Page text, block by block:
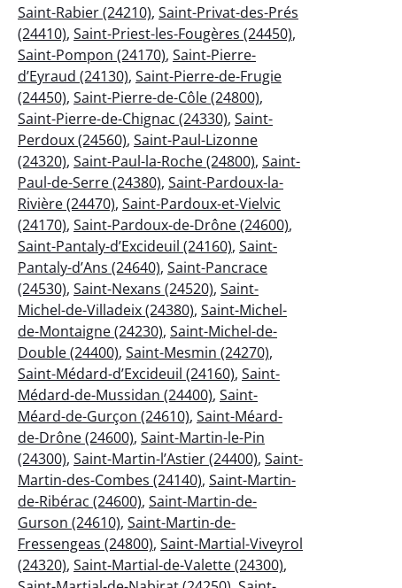
Saint-Rabier (24210), Saint-Privat-des-Prés
(24410), Saint-Priest-les-Fougères (24450),
Saint-Pompon (24170), Saint-Pierre-
d’Eyraud (24130), Saint-Pierre-de-Frugie
(24450), Saint-Pierre-de-Côle (24800),
Saint-Pierre-de-Chignac (24330), Saint-
Perdoux (24560), Saint-Paul-Lizonne
(24320), Saint-Paul-la-Roche (24800), Saint-
Paul-de-Serre (24380), Saint-Pardoux-la-
Rivière (24470), Saint-Pardoux-et-Vielvic
(24170), Saint-Pardoux-de-Drône (24600),
Saint-Pantaly-d’Excideuil (24160), Saint-
Pantaly-d’Ans (24640), Saint-Pancrace
(24530), Saint-Nexans (24520), Saint-
Michel-de-Villadeix (24380), Saint-Michel-
de-Montaigne (24230), Saint-Michel-de-
Double (24400), Saint-Mesmin (24270),
Saint-Médard-d’Excideuil (24160), Saint-
Médard-de-Mussidan (24400), Saint-
Méard-de-Gurçon (24610), Saint-Méard-
de-Drône (24600), Saint-Martin-le-Pin
(24300), Saint-Martin-l’Astier (24400), Saint-
Martin-des-Combes (24140), Saint-Martin-
de-Ribérac (24600), Saint-Martin-de-
Gurson (24610), Saint-Martin-de-
Fressengeas (24800), Saint-Martial-Viveyrol
(24320), Saint-Martial-de-Valette (24300),